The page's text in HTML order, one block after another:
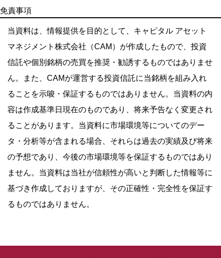
免責事項
当資料は、情報提供を目的として、キャピタル アセット
マネジメント株式会社（CAM）が作成したもので、投資
信託や個別銘柄の売買を推奨・勧誘するものではありませ
ん。また、CAMが運営する投資信託に当銘柄を組み入れ
ることを示唆・保証するものではありません。当資料の内
容は作成基準日現在のものであり、将来予告なく変更され
ることがあります。当資料に市場環境等についてのデー
タ・分析等が含まれる場合、それらは過去の実績及び将来
の予想であり、今後の市場環境等を保証するものではあり
ません。当資料は当社が信頼性が高いと判断した情報等に
基づき作成しておりますが、その正確性・完全性を保証す
るものではありません。